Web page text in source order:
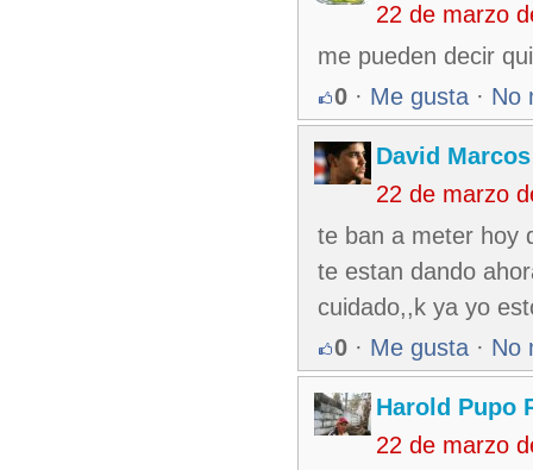
22 de marzo
me pueden decir
0 · Me gusta · No
David Marcos
22 de marzo
te ban a meter hoy
te estan dando
cuidado,,k ya yo
0 · Me gusta · No
Harold Pupo
22 de marzo